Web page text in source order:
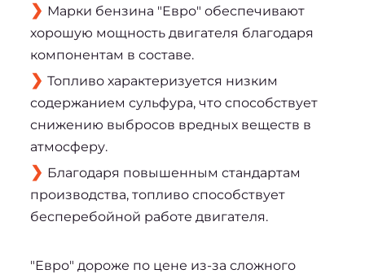
Марки бензина "Евро" обеспечивают
хорошую мощность двигателя благодаря
компонентам в составе.
Топливо характеризуется низким
содержанием сульфура, что способствует
снижению выбросов вредных веществ в
атмосферу.
Благодаря повышенным стандартам
производства, топливо способствует
бесперебойной работе двигателя.
"Евро" дороже по цене из-за сложного